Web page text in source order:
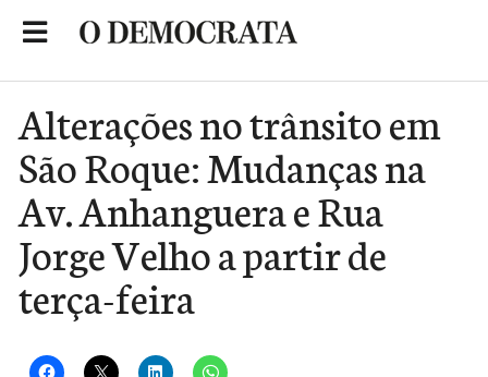
Alterações no trânsito em
São Roque: Mudanças na
Av. Anhanguera e Rua
Jorge Velho a partir de
terça-feira